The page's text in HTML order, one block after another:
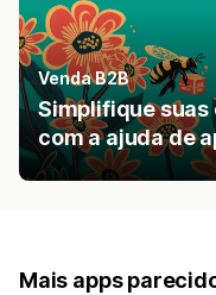
Venda B2B
Simplifique suas
com a ajuda de
Mais apps